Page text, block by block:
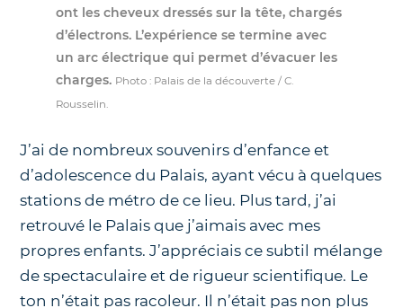
ont les cheveux dressés sur la tête, chargés
d’électrons. L’expérience se termine avec
un arc électrique qui permet d’évacuer les
charges. Photo : Palais de la découverte / C.
Rousselin.
J’ai de nombreux souvenirs d’enfance et
d’adolescence du Palais, ayant vécu à quelques
stations de métro de ce lieu. Plus tard, j’ai
retrouvé le Palais que j’aimais avec mes
propres enfants. J’appréciais ce subtil mélange
de spectaculaire et de rigueur scientifique. Le
ton n’était pas racoleur. Il n’était pas non plus